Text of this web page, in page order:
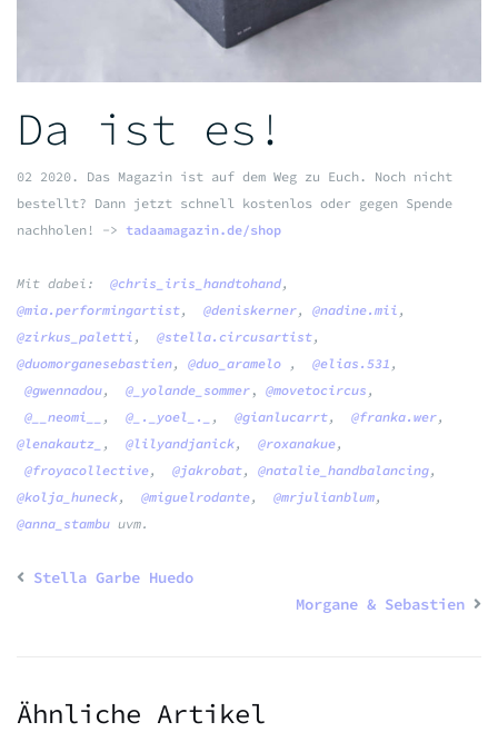
Da ist es!
02 2020. Das Magazin ist auf dem Weg zu Euch. Noch nicht
bestellt? Dann jetzt schnell kostenlos oder gegen Spende
nachholen! -> tadaamagazin.de/shop
Mit dabei: @chris_iris_handtohand,
@mia.performingartist, @deniskerner, @nadine.mii ,
@zirkus_paletti , @stella.circusartist,
@duomorganesebastien, @duo_aramelo , @elias.531 ,
@gwennadou, @_yolande_sommer , @movetocircus ,
@__neomi__
, @_._yoel_._ , @gianlucarrt, @franka.wer,
@lenakautz_ , @lilyandjanick, @roxanakue,
@froyacollective, @jakrobat, @natalie_handbalancing,
@kolja_huneck, @miguelrodante, @mrjulianblum,
@anna_stambu uvm.
Stella Garbe Huedo
Morgane & Sebastien
Ähnliche Artikel